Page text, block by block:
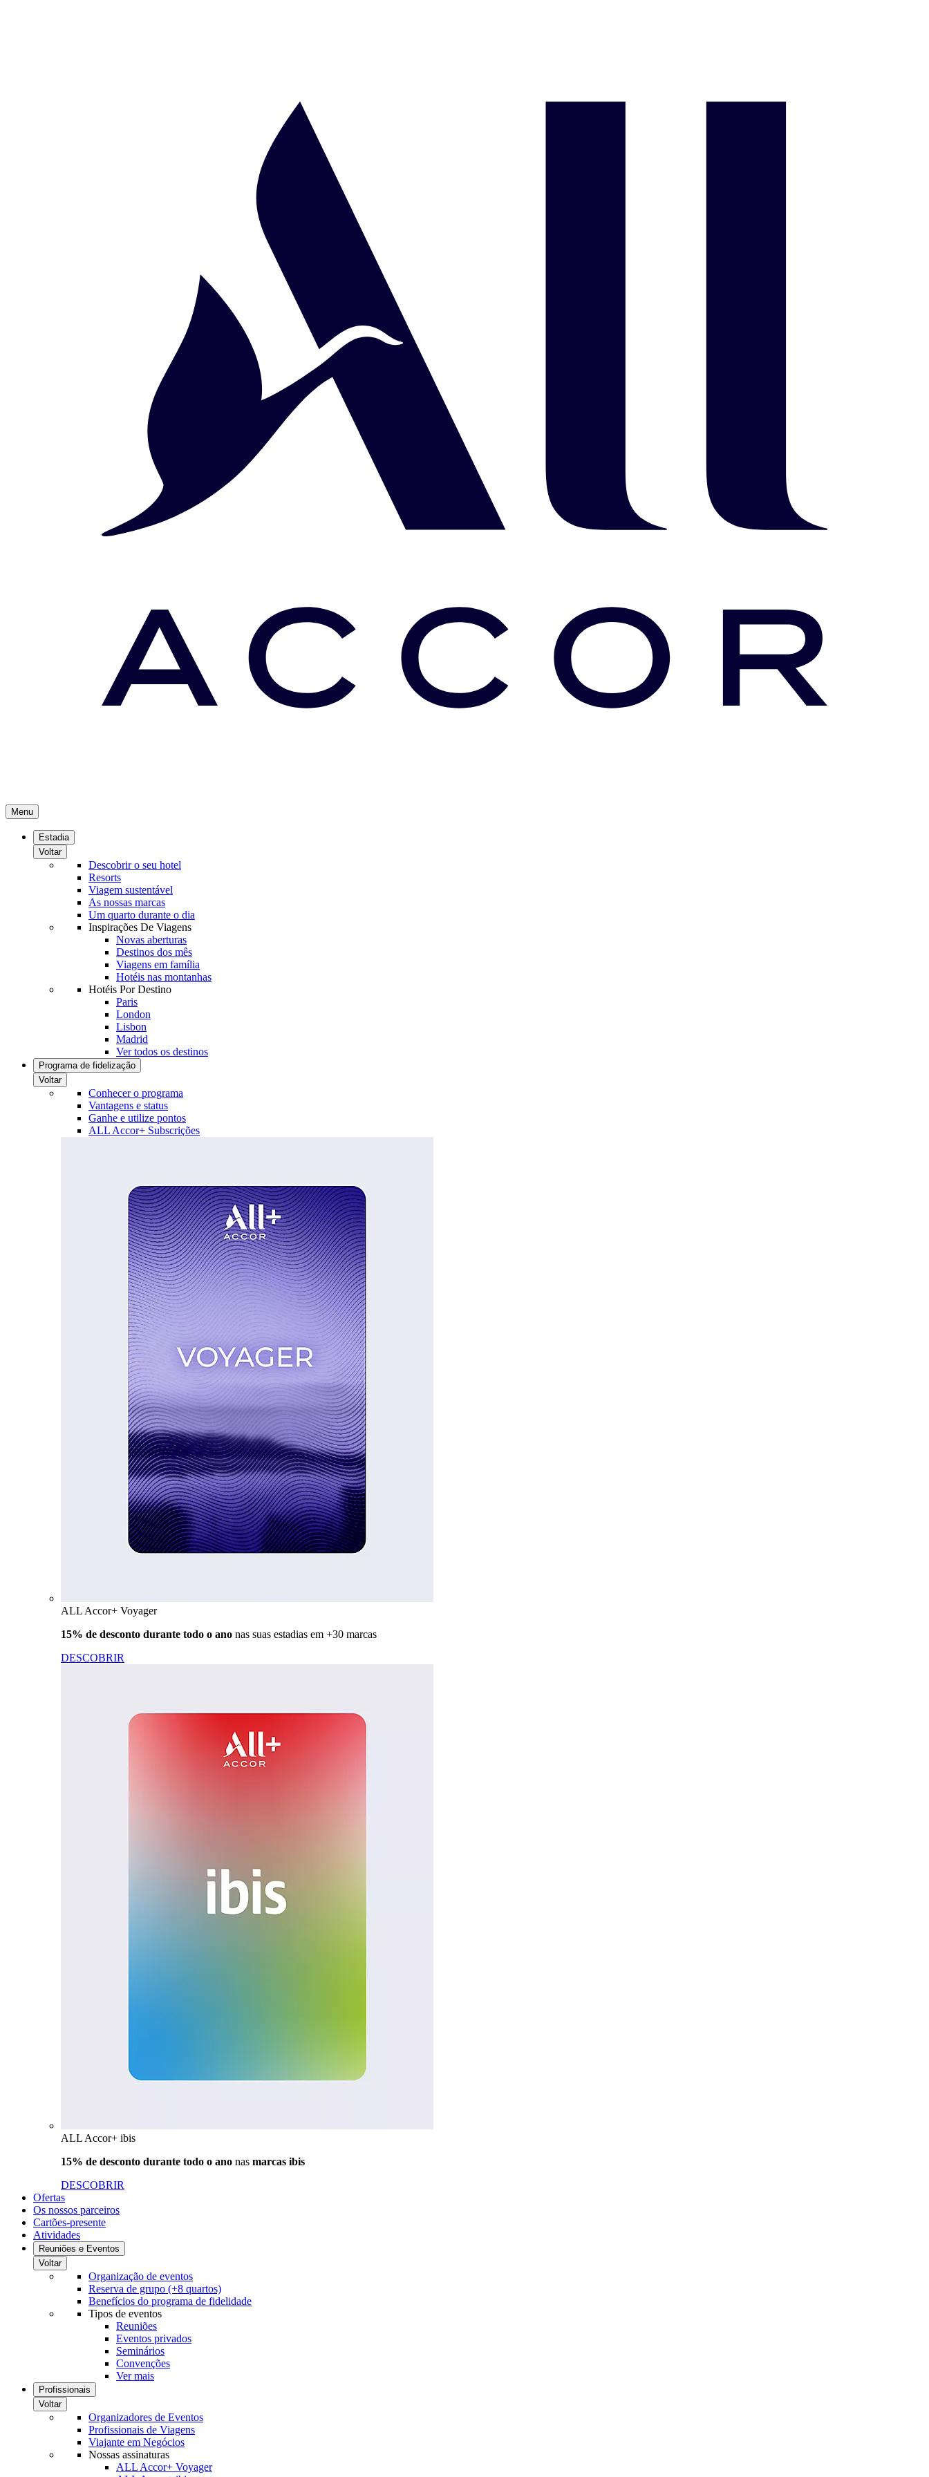
Menu
Estadia
Voltar
Descobrir o seu hotel
Resorts
Viagem sustentável
As nossas marcas
Um quarto durante o dia
Inspirações De Viagens
Novas aberturas
Destinos dos mês
Viagens em família
Hotéis nas montanhas
Hotéis Por Destino
Paris
London
Lisbon
Madrid
Ver todos os destinos
Programa de fidelização
Voltar
Conhecer o programa
Vantagens e status
Ganhe e utilize pontos
ALL Accor+ Subscrições
ALL Accor+ Voyager
15% de desconto durante todo o ano nas suas estadias em +30 marcas
DESCOBRIR
ALL Accor+ ibis
15% de desconto durante todo o ano nas marcas ibis
DESCOBRIR
Ofertas
Os nossos parceiros
Cartões-presente
Atividades
Reuniões e Eventos
Voltar
Organização de eventos
Reserva de grupo (+8 quartos)
Benefícios do programa de fidelidade
Tipos de eventos
Reuniões
Eventos privados
Seminários
Convenções
Ver mais
Profissionais
Voltar
Organizadores de Eventos
Profissionais de Viagens
Viajante em Negócios
Nossas assinaturas
ALL Accor+ Voyager